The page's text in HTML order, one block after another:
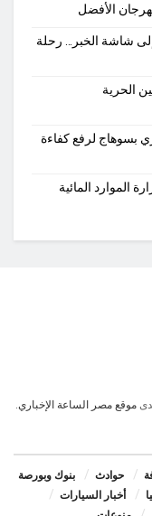
الأفضل
شاشة الخبر… رحلة
الحرية
بسوهاج لرفع كفاءة
الموارد المائية
موقع مصر الساعة الإخباري.
حوادث
بنوك وبورصة
أخبار السيارات